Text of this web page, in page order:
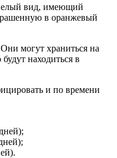
вид, имеющий
в оранжевый
могут храниться на
находиться в
и по времени